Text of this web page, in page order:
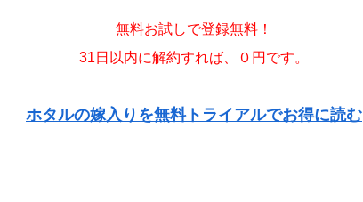
無料お試しで登録無料！
31日以内に解約すれば、０円です。
ホタルの嫁入りを無料トライアルでお得に読む